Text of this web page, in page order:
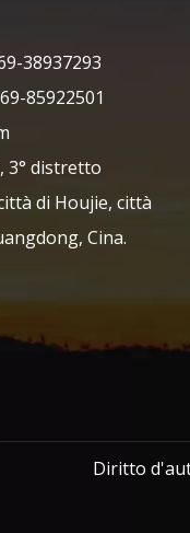
38937293
85922501
3° distretto
di Houjie, città
Cina.
Diritto